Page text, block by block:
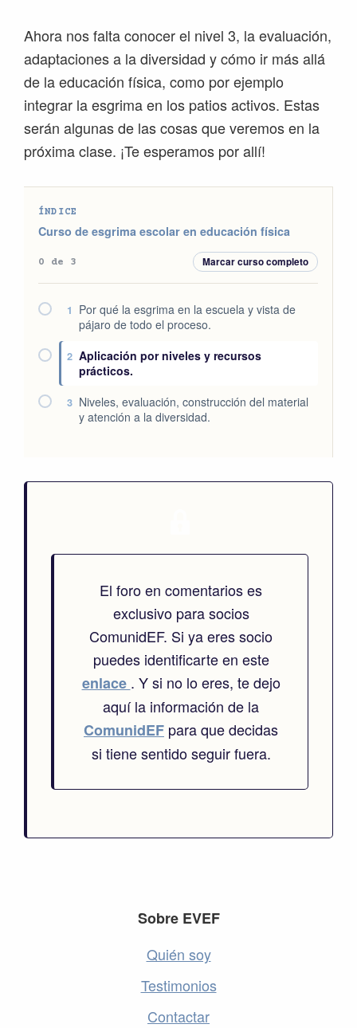
Ahora nos falta conocer el nivel 3, la evaluación,
adaptaciones a la diversidad y cómo ir más allá
de la educación física, como por ejemplo
integrar la esgrima en los patios activos. Estas
serán algunas de las cosas que veremos en la
próxima clase. ¡Te esperamos por allí!
ÍNDICE
Curso de esgrima escolar en educación física
0 de 3 Marcar curso completo
1
Por qué la esgrima en la escuela y vista de
pájaro de todo el proceso.
2 Aplicación por niveles y recursos
prácticos.
3 Niveles, evaluación, construcción del material
y atención a la diversidad.
El foro en comentarios es
exclusivo para socios
ComunidEF. Si ya eres socio
puedes identificarte en este
enlace . Y si no lo eres, te dejo
aquí la información de la
ComunidEF para que decidas
si tiene sentido seguir fuera.
Sobre EVEF
Quién soy
Testimonios
Contactar